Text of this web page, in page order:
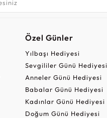
Özel Günler
Yılbaşı Hediyesi
Sevgililer Günü Hediyesi
Anneler Günü Hediyesi
Babalar Günü Hediyesi
Kadınlar Günü Hediyesi
Doğum Günü Hediyesi